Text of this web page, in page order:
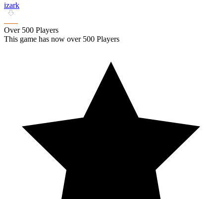
izark
Over 500 Players
This game has now over 500 Players